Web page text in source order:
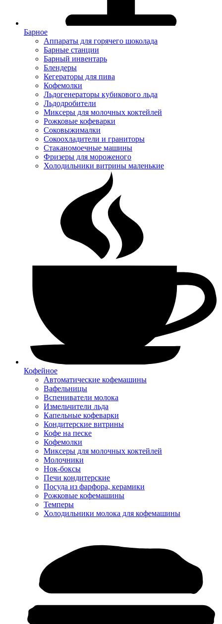
Барное
Аппараты для горячего шоколада
Барные станции
Барный инвентарь
Блендеры
Кегераторы для пива
Кофемолки
Льдогенераторы кубикового льда
Льдодробители
Миксеры для молочных коктейлей
Рожковые кофеварки
Соковыжималки
Сокоохладители и граниторы
Стаканомоечные машины
Фризеры для мороженого
Холодильники витрины маленькие
Кофейное
Автоматические кофемашины
Вафельницы
Вспениватели молока
Измельчители льда
Капельные кофеварки
Кондитерские витрины
Кофе на песке
Кофемолки
Миксеры для молочных коктейлей
Молочники
Нок-боксы
Печи кондитерские
Посуда из фарфора, керамики
Рожковые кофемашины
Темперы
Холодильники молока для кофемашины